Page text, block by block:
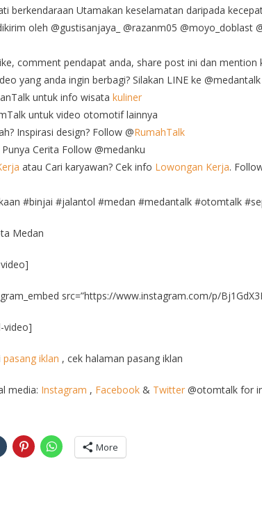
berkendaraan Utamakan keselamatan daripada
oleh @gustisanjaya_ @razanm05 @moyo_doblast
comment pendapat anda, share post ini dan mention
yang anda ingin berbagi? Silakan LINE ke
untuk info wisata kuliner
untuk video otomotif lainnya
Inspirasi design? Follow @RumahTalk
Punya Cerita Follow @medanku
atau Cari karyawan? Cek info Lowongan Kerja.
#binjai #jalantol #medan #medantalk #otomtalk
Medan
src=”https://www.instagram.com/p/
video]
pasang iklan , cek halaman pasang iklan
media: Instagram , Facebook & Twitter @otomtalk for
More